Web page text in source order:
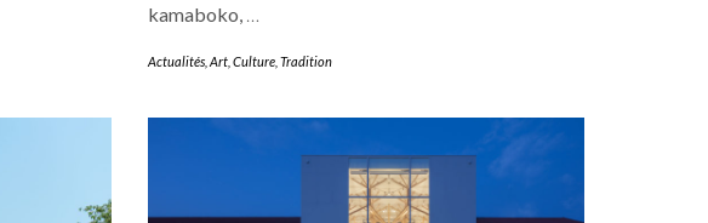
kamaboko, …
Actualités Art Culture Tradition